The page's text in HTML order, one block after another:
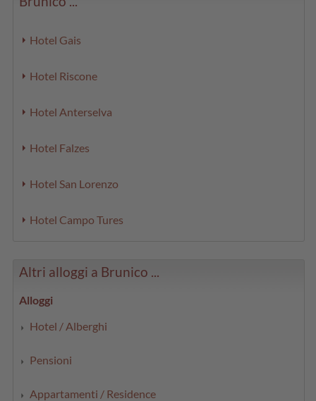
Hotel Gais
Hotel Riscone
Hotel Anterselva
Hotel Falzes
Hotel San Lorenzo
Hotel Campo Tures
Altri alloggi a Brunico ...
Alloggi
Hotel / Alberghi
Pensioni
Appartamenti / Residence